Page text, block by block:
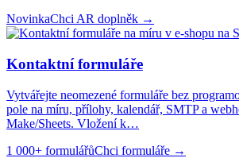
NovinkaChci AR doplněk →
Kontaktní formuláře
Vytvářejte neomezené formuláře bez
pole na míru, přílohy, kalendář, SMTP a
Make/Sheets. Vložení k…
1 000+ formulářůChci formuláře →